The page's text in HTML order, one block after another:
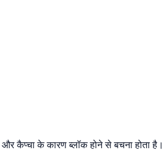
कैप्चा के कारण ब्लॉक होने से बचना होता